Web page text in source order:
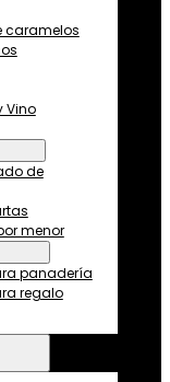
caramelos
Vino
de
menor
panadería
regalo